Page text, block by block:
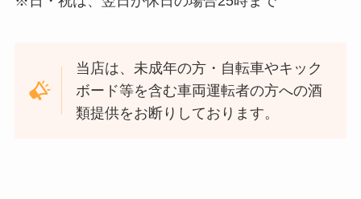
当店は、未成年の方・自転車やキック
ボード等を含む車両運転者の方への酒
類提供をお断りしております。